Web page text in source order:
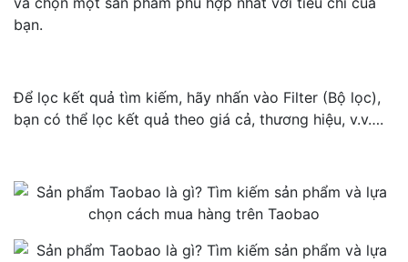
bạn.
Để lọc kết quả tìm kiếm, hãy nhấn vào Filter (Bộ lọc),
bạn có thể lọc kết quả theo giá cả, thương hiệu, v.v….